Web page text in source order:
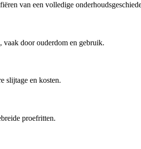
van een volledige
vaak door ouderdom en gebruik.
slijtage en kosten.
proefritten.